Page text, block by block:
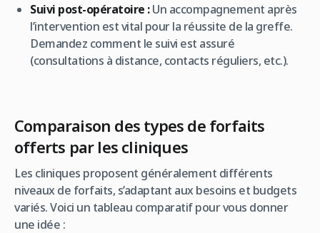
Suivi post-opératoire :Un accompagnement après
l’intervention est vital pour la réussite de la greffe.
Demandez comment le suivi est assuré
(consultations à distance, contacts réguliers, etc.).
Comparaison des types de forfaits
offerts par les cliniques
Les cliniques proposent généralement différents
niveaux de forfaits, s’adaptant aux besoins et budgets
variés. Voici un tableau comparatif pour vous donner
une idée :